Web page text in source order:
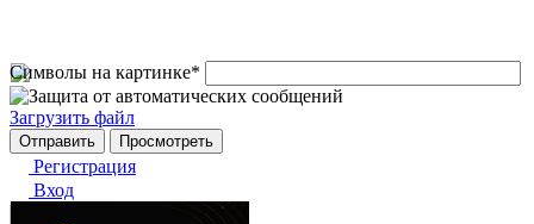
Символы на картинке*
Загрузить файл
Регистрация
Вход